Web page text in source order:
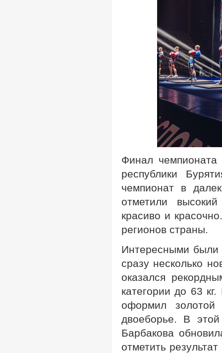
Финал
республики
чемпионат в
отметили
красиво и
регионов страны.
Интересными были
сразу несколько
оказался
категории до 63
оформил
двоеборье. В
Барбакова
отметить